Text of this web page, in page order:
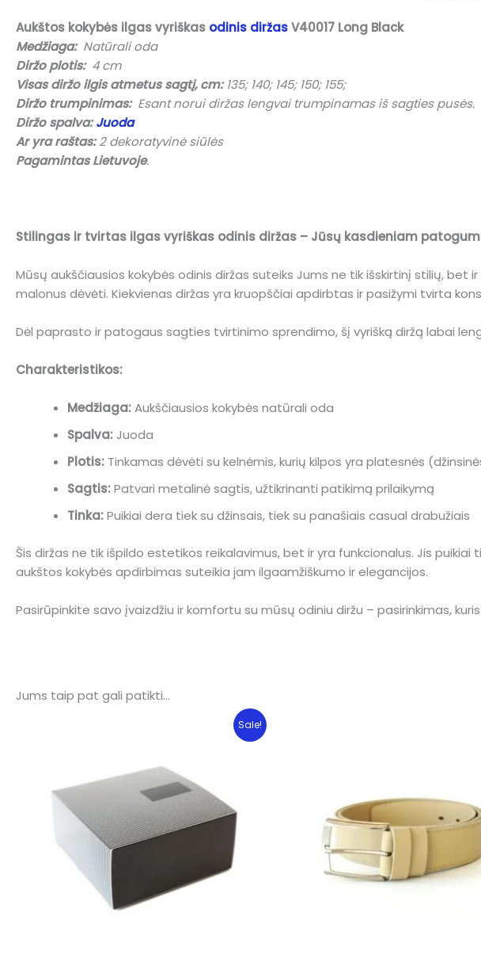
Aukštos kokybės ilgas vyriškas odinis diržasV40017 Long Black
Medžiaga: Natūrali oda
Diržo plotis:4 cm
Visas diržo ilgis atmetus sagtį, cm:135; 140; 145; 150; 155;
Diržo trumpinimas:Esant norui diržas lengvai trumpinamas iš sagties pusės.
Diržo spalva: Juoda
Ar yra raštas:2 dekoratyvinė siūlės
Pagamintas Lietuvoje.
Stilingas ir tvirtas ilgas vyriškas odinis diržas – Jūsų kasdieniam
Mūsų aukščiausios kokybės odinis diržas suteiks Jums ne tik išskirtinį stilių,
malonus dėvėti. Kiekvienas diržas yra kruopščiai apdirbtas ir pasižymi tvirta
Dėl paprasto ir patogaus sagties tvirtinimo sprendimo, šį vyrišką diržą labai
Charakteristikos:
Medžiaga:Aukščiausios kokybės natūrali oda
Spalva: Juoda
Plotis: Tinkamas dėvėti su kelnėmis, kurių kilpos yra platesnės
Sagtis:Patvari metalinė sagtis, užtikrinanti patikimą prilaikymą
Tinka:Puikiai dera tiek su džinsais, tiek su panašiais casual drabužiais
Šis diržas ne tik išpildo estetikos reikalavimus, bet ir yra funkcionalus. Jis
aukštos kokybės apdirbimas suteikia jam ilgaamžiškumo ir elegancijos.
Pasirūpinkite savo įvaizdžiu ir komfortu su mūsų odiniu diržu – pasirinkimas,
Jums taip pat gali patikti…
Sale!